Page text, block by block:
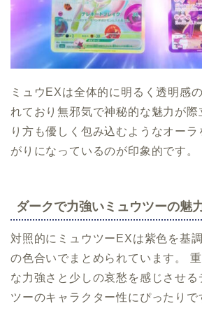
ミュウEXは全体的に明るく透明感
れており無邪気で神秘的な魅力が
り方も優しく包み込むようなオーラ
がりになっているのが印象的です。
ダークで力強いミュウツーの魅
対照的にミュウツーEXは紫色を基
の色合いでまとめられています。
な力強さと少しの哀愁を感じさせる
ツーのキャラクター性にぴったりで